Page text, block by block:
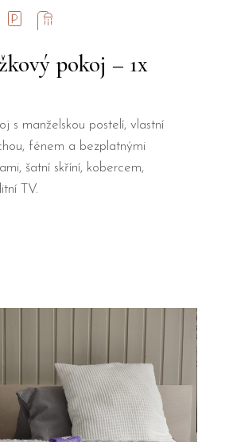
pokoj – 1x
s manželskou postelí, vlastní
fénem a bezplatnými
šatní skříní, kobercem,
TV.